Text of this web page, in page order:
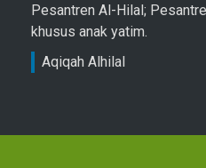
Pesantren Al-Hilal;
khusus anak yatim.
Aqiqah Alhilal